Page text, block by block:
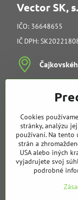
Vector SK,
IČO: 36648655
IČ DPH:
vedenie
Obchodné
Tibor
mobil:+421
e-mail:
Cookies
stránky, analýzu
používaní. Na tento
strán a
USA alebo iných
vyjadrujete svoj
podrobné